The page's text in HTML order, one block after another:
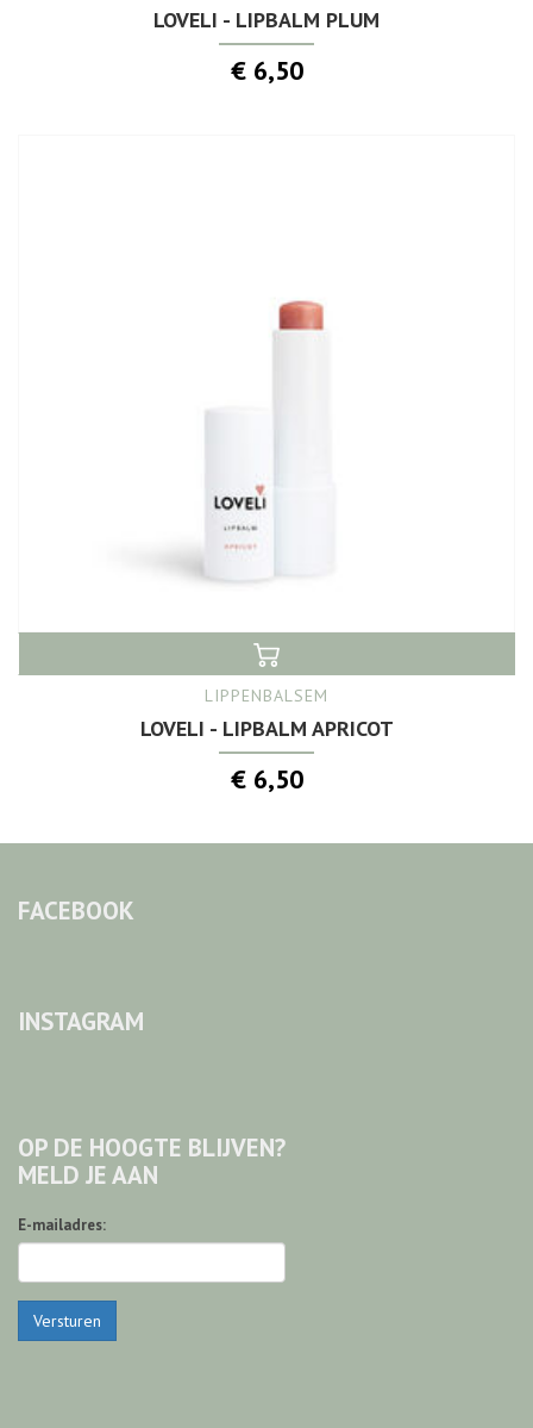
LOVELI - LIPBALM PLUM
€ 6,50
LIPPENBALSEM
LOVELI - LIPBALM APRICOT
€ 6,50
FACEBOOK
INSTAGRAM
OP DE HOOGTE BLIJVEN?
MELD JE AAN
E-mailadres:
Versturen